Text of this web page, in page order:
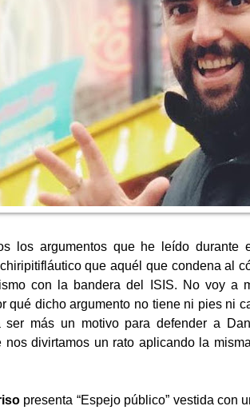
los argumentos que he leído durante
que aquél que condena al
con la bandera del ISIS. No voy a
qué dicho argumento no tiene ni pies ni
ser más un motivo para defender a
nos divirtamos un rato aplicando la
presenta “Espejo público” vestida con